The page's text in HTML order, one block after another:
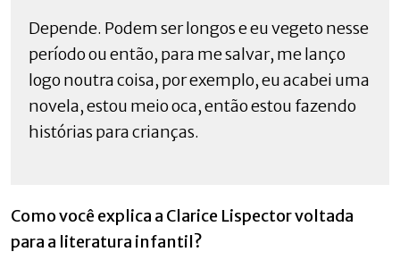
Depende. Podem ser longos e eu vegeto nesse
período ou então, para me salvar, me lanço
logo noutra coisa, por exemplo, eu acabei uma
novela, estou meio oca, então estou fazendo
histórias para crianças.
Como você explica a Clarice Lispector voltada
para a literatura infantil?